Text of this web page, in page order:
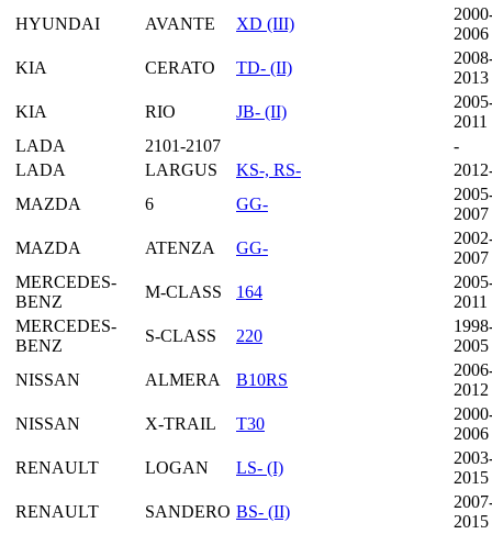
HYUNDAI
AVANTE XD (III)
2006
KIA
CERATO TD- (II)
2013
KIA
RIO JB- (II)
2011
LADA
2101-2107
-
LADA
LARGUS KS-, RS-
MAZDA
6 GG-
2007
MAZDA
ATENZA GG-
2007
MERCEDES-
BENZ
M-CLASS 164
2011
MERCEDES-
BENZ
S-CLASS 220
2005
NISSAN
ALMERA B10RS
2012
NISSAN
X-TRAIL T30
2006
RENAULT
LOGAN LS- (I)
2015
RENAULT
SANDERO BS- (II)
2015